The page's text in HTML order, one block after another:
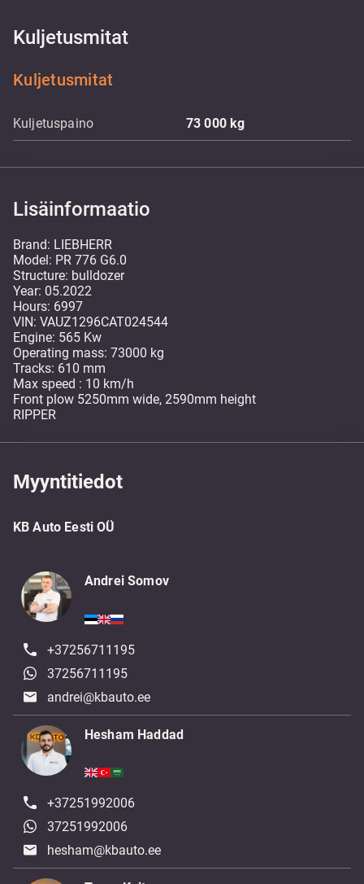
Kuljetusmitat
Kuljetusmitat
Kuljetuspaino 73 000kg
Lisäinformaatio
Brand: LIEBHERR
Model: PR 776 G6.0
Structure: bulldozer
Year: 05.2022
Hours: 6997
VIN: VAUZ1296CAT024544
Engine: 565 Kw
Operating mass: 73000 kg
Tracks: 610 mm
Max speed : 10 km/h
Front plow 5250mm wide, 2590mm height
RIPPER
Myyntitiedot
KB Auto Eesti OÜ
Andrei Somov
+37256711195
37256711195
andrei@kbauto.ee
Hesham Haddad
+37251992006
37251992006
hesham@kbauto.ee